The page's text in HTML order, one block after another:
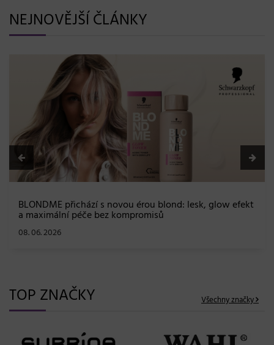
NEJNOVĚJŠÍ ČLÁNKY
BLONDME přichází s novou érou blond: lesk, glow efekt
a maximální péče bez kompromisů
08. 06. 2026
TOP ZNAČKY Všechny značky